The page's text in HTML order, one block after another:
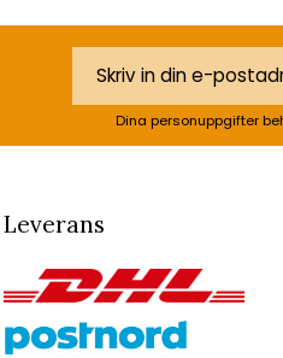
Dina personuppgifter
Leverans